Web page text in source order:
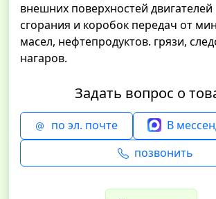
внешних поверхностей двигателей
сгорания и коробок передач от
масел, нефтепродуктов. грязи,
нагаров.
Задать вопрос о
по эл. почте
В
позвонить